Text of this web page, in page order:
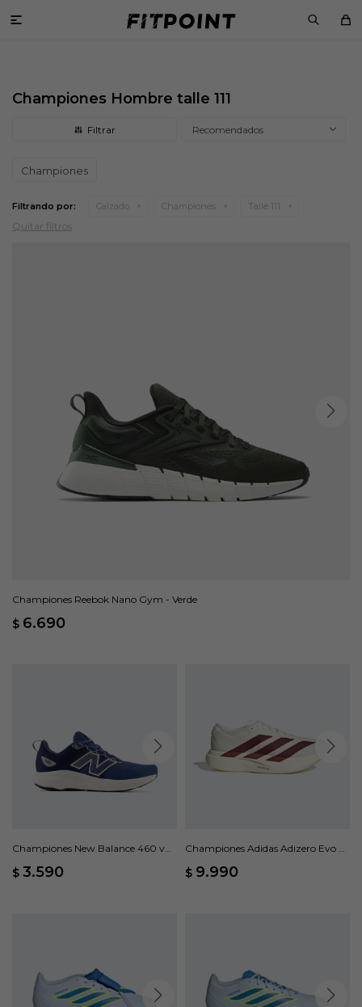

Championes Hombre talle 111
Recomendados
Championes
Filtrando por: Calzado Championes Talle 111
Quitar filtros
Championes Reebok Nano Gym - Verde
$ 6.690
Championes New Balance 460 v4
$ 3.590
Championes Adidas Adizero Evo SL
$ 9.990